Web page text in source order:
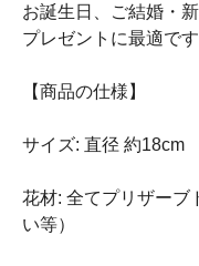
お誕生日、ご結婚・
プレゼントに最適です
【商品の仕様】
サイズ: 直径 約18cm
花材: 全てプリザーブ
い等）